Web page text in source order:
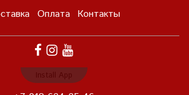
Оплата Контакты
Install App